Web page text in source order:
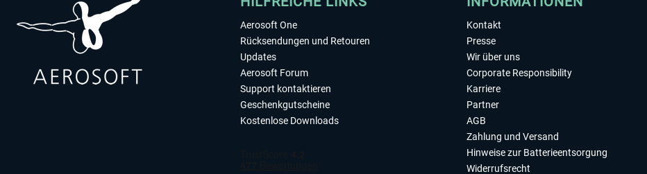
Aerosoft One
Rücksendungen und Retouren
Updates
Aerosoft Forum
Support kontaktieren
Geschenkgutscheine
Kostenlose Downloads
Kontakt
Presse
Wir über uns
Corporate Responsibility
Karriere
Partner
AGB
Zahlung und Versand
Hinweise zur Batterieentsorgung
Widerrufsrecht